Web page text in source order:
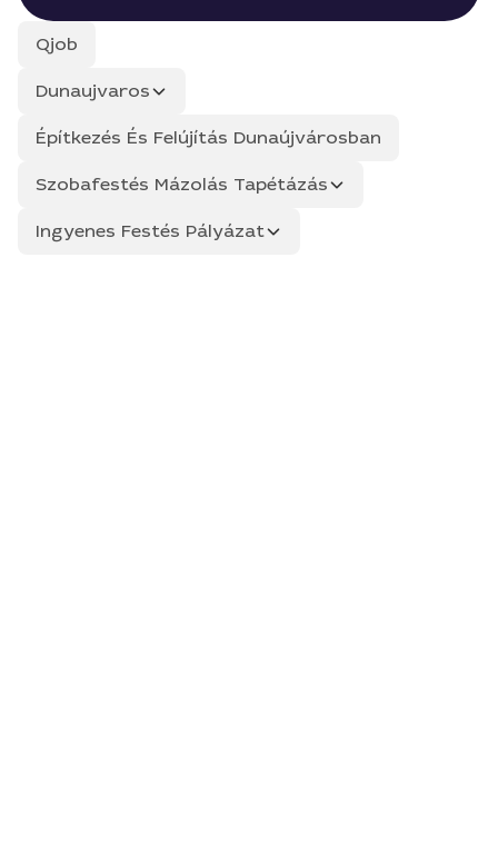
Qjob
Dunaujvaros
Építkezés És Felújítás Dunaújvárosban
Szobafestés Mázolás Tapétázás
Ingyenes Festés Pályázat